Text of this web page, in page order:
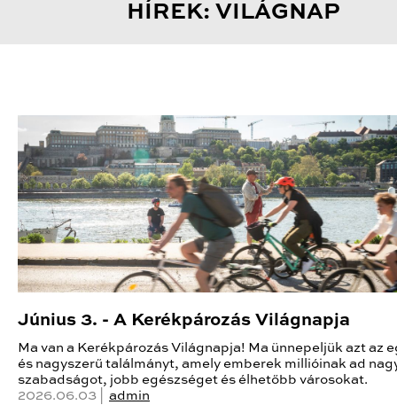
HÍREK: VILÁGNAP
Június 3. - A Kerékpározás Világnapja
Ma van a Kerékpározás Világnapja! Ma ünnepeljük azt az
és nagyszerű találmányt, amely emberek millióinak ad
szabadságot, jobb egészséget és élhetőbb városokat.
2026.06.03 | admin